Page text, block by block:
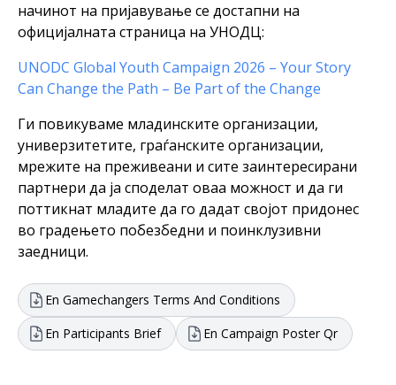
начинот на пријавување се достапни на
официјалната страница на УНОДЦ:
UNODC Global Youth Campaign 2026 – Your Story
Can Change the Path – Be Part of the Change
Ги повикуваме младинските организации,
универзитетите, граѓанските организации,
мрежите на преживеани и сите заинтересирани
партнери да ја споделат оваа можност и да ги
поттикнат младите да го дадат својот придонес
во градењето побезбедни и поинклузивни
заедници.
En Gamechangers Terms And Conditions
En Participants Brief
En Campaign Poster Qr